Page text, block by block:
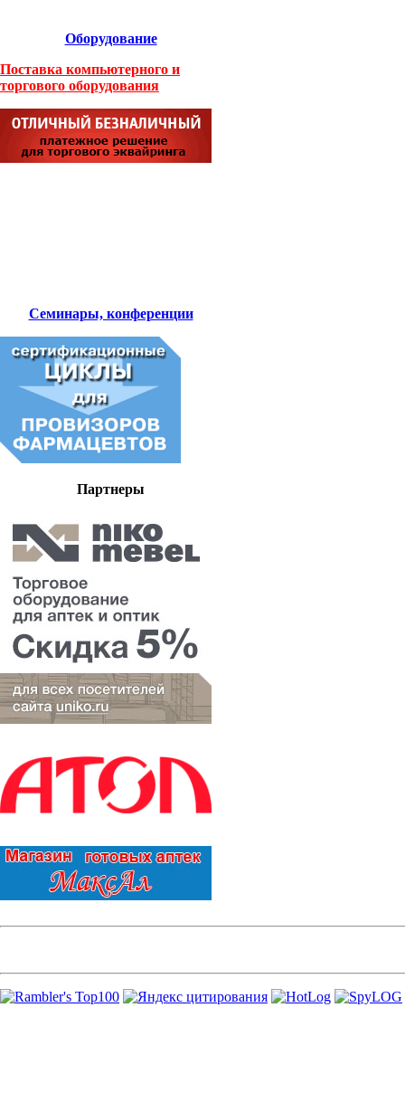
Оборудование
Поставка компьютерного и
торгового оборудования
Семинары, конференции
Партнеры